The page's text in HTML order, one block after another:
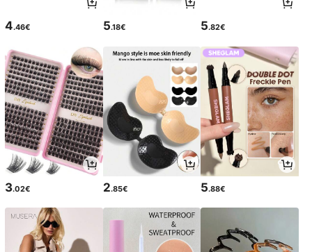
4.46€ 5.18€ 5.82€
3.02€ 2.85€ 5.88€